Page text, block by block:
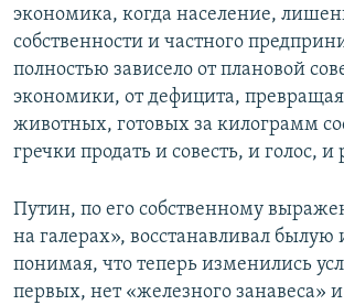
экономика, когда население,
собственности и частного
полностью зависело от плановой
экономики, от дефицита,
животных, готовых за килограмм
гречки продать и совесть, и голос, и
Путин, по его собственному
на галерах», восстанавливал
понимая, что теперь изменились
первых, нет «железного занавеса»